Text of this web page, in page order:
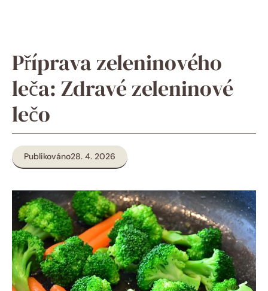
Příprava zeleninového
leča: Zdravé zeleninové
lečo
Publikováno28. 4. 2026